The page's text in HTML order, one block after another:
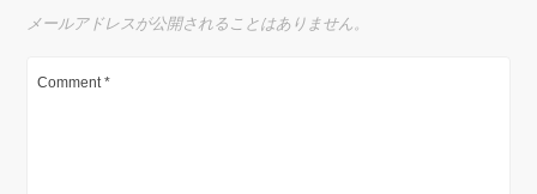
メールアドレスが公開されることはありません。